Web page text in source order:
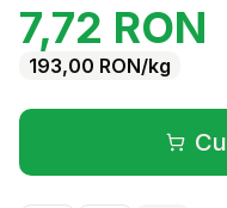
7,72 RON
193,00 RON/kg